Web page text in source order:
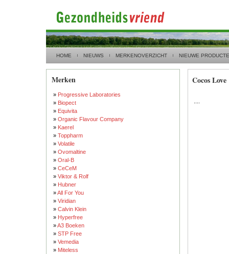
HOME NIEUWS MERKENOVERZICHT NIEUWE
Merken
» Progressive Laboratories
» Biopect
» Equivita
» Organic Flavour Company
» Kaerel
» Toppharm
» Volatile
» Ovomaltine
» Oral-B
» CeCeM
» Viktor & Rolf
» Hubner
»All For You
» Viridian
» Calvin Klein
» Hyperfree
»A3 Boeken
» STP Free
» Vemedia
» Miteless
Cocos Love